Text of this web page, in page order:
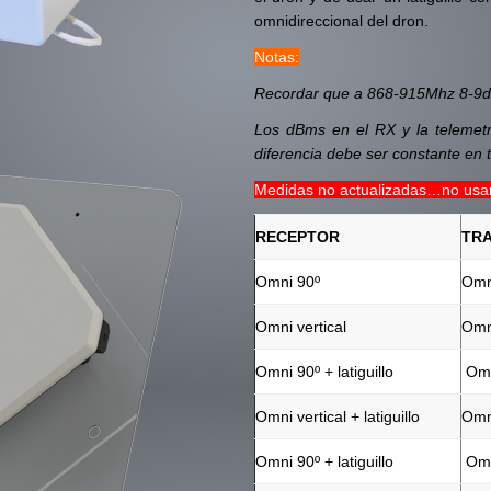
omnidireccional del dron.
Notas:
Recordar que a 868-915Mhz 8-
Los dBms en el RX y la
diferencia debe ser constante en
Medidas no actualizadas…no
RECEPTOR
Omni 90º
Omni vertical
Omni 90º + latiguillo
Omni vertical + latiguillo
Omni 90º + latiguillo